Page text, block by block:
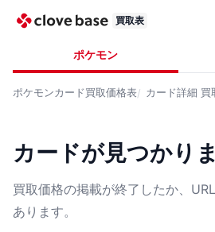
買取表
ポケモン
ポケモンカード買取価格表 カード詳細 買
カードが見つかり
買取価格の掲載が終了したか、
あります。